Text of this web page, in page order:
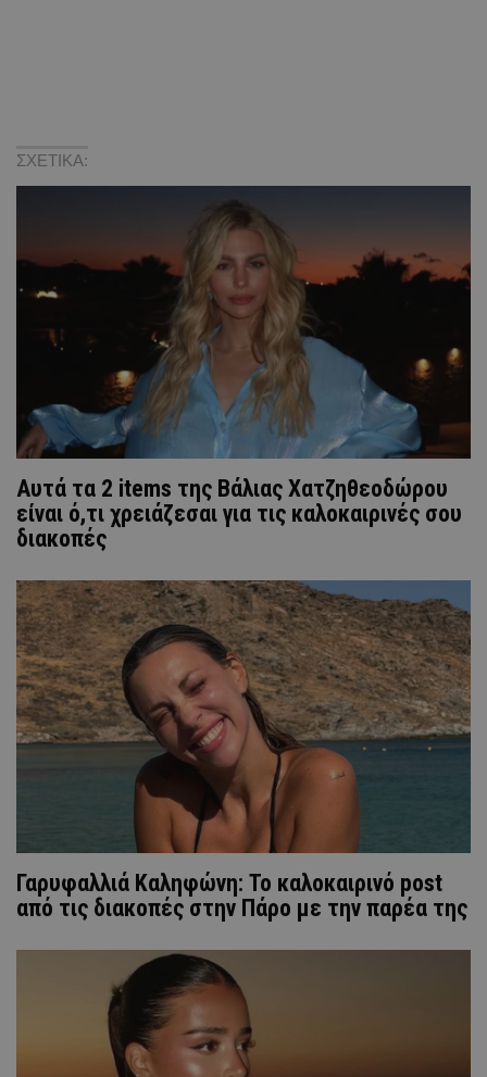
ΣΧΕΤΙΚΑ:
Αυτά τα 2 items της Βάλιας Χατζηθεοδώρου
είναι ό,τι χρειάζεσαι για τις καλοκαιρινές σου
διακοπές
Γαρυφαλλιά Καληφώνη: To καλοκαιρινό post
από τις διακοπές στην Πάρο με την παρέα της